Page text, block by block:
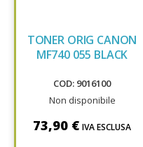
TONER ORIG CANON
MF740 055 BLACK
COD: 9016100
Non disponibile
73,90 € IVA ESCLUSA